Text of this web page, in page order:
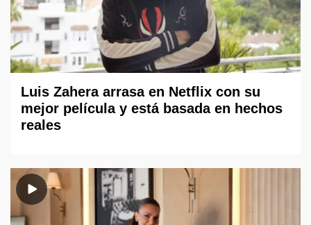
Luis Zahera arrasa en Netflix con su
mejor película y está basada en hechos
reales